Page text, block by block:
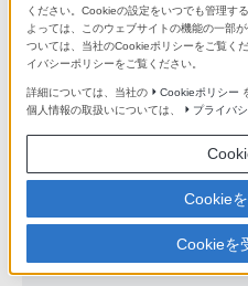
残価設定クレジットサービス
VAIOサポート窓口ご利用規約
設置・設定サービスご利用規約
テレビ・サウンドバー等壁掛
Xperiaケアプランご利用規約
お試しサービス利用規約
αあんしんプログラムご利用規
ください。Cookieの設定をいつでも管理す
よっては、このウェブサイトの機能の一部
ついては、当社のCookieポリシーをご覧く
イバシーポリシーをご覧ください。
詳細については、当社の Cookieポリシー
個人情報の取扱いについては、
プライバ
Cookie
Cookieを